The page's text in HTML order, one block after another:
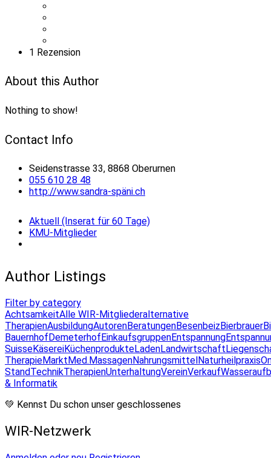
1 Rezension
About this Author
Nothing to show!
Contact Info
Seidenstrasse 33, 8868 Oberurnen
055 610 28 48
http://www.sandra-späni.ch
Aktuell (Inserat für 60 Tage)
KMU-Mitglieder
Author Listings
Filter by category
AchtsamkeitAlle WIR-Mitgliederalternative
TherapienAusbildungAutorenBeratungenBesenbeizBierbrauer
BauernhofDemeterhofEinkaufsgruppenEntspannung
SuisseKäsereiKüchenprodukteLadenLandwirtschaft
TherapieMarktMed.MassagenNahrungsmittelNaturheilpraxis
StandTechnikTherapienUnterhaltungVereinVerkauf
& Informatik
💚 Kennst Du schon unser geschlossenes
WIR-Netzwerk